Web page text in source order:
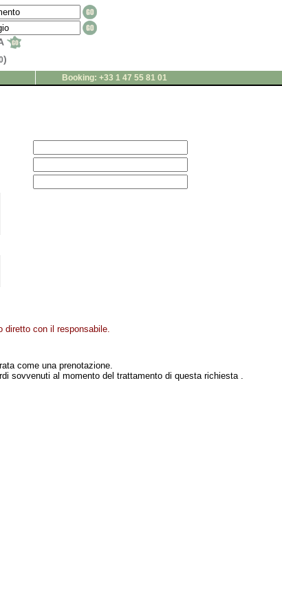
)
Booking: +33 1 47 55 81 01
diretto con il responsabile.
come una prenotazione.
sovvenuti al momento del trattamento di questa richiesta .